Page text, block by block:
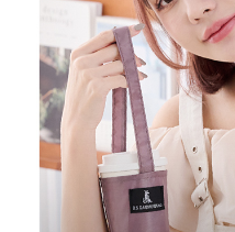
結帳頁面，進行簡訊認證並確認金
２．訂單成立數日內，您將收到繳
３．收到繳費通知簡訊後14天內，
ATM／網路銀行／等多元方式進行
※ 請注意：結帳手續完成當下不需
購買商品的店家。未經商家同意取
後付繳納相關費用。
※ 交易是否成功請以「AFTEE先享
是否繳費成功／繳費後需取消欲退
客戶支援中心」
https://
【注意事項】
每筆NT$100，滿NT$699(含以
付款後全家取貨
每筆NT$100，滿NT$699(含以
萊爾富取貨付款
每筆NT$80
付款後萊爾富取貨